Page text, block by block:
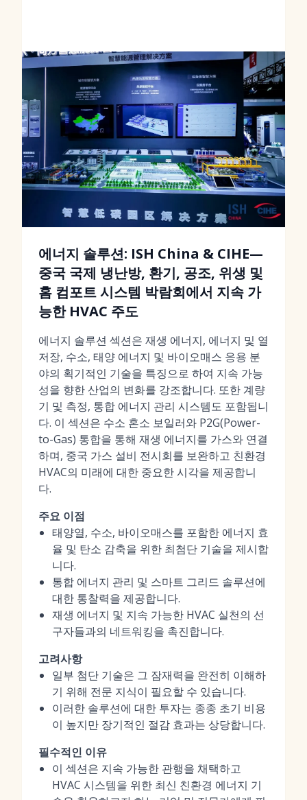
에너지 솔루션: ISH China & CIHE—
중국 국제 냉난방, 환기, 공조, 위생 및
홈 컴포트 시스템 박람회에서 지속 가
능한 HVAC 주도
에너지 솔루션 섹션은 재생 에너지, 에너지 및 열
저장, 수소, 태양 에너지 및 바이오매스 응용 분
야의 획기적인 기술을 특징으로 하여 지속 가능
성을 향한 산업의 변화를 강조합니다. 또한 계량
기 및 측정, 통합 에너지 관리 시스템도 포함됩니
다. 이 섹션은 수소 혼소 보일러와 P2G(Power-
to-Gas) 통합을 통해 재생 에너지를 가스와 연결
하며, 중국 가스 설비 전시회를 보완하고 친환경
HVAC의 미래에 대한 중요한 시각을 제공합니
다.
주요 이점
태양열, 수소, 바이오매스를 포함한 에너지 효
율 및 탄소 감축을 위한 최첨단 기술을 제시합
니다.
통합 에너지 관리 및 스마트 그리드 솔루션에
대한 통찰력을 제공합니다.
재생 에너지 및 지속 가능한 HVAC 실천의 선
구자들과의 네트워킹을 촉진합니다.
고려사항
일부 첨단 기술은 그 잠재력을 완전히 이해하
기 위해 전문 지식이 필요할 수 있습니다.
이러한 솔루션에 대한 투자는 종종 초기 비용
이 높지만 장기적인 절감 효과는 상당합니다.
필수적인 이유
이 섹션은 지속 가능한 관행을 채택하고
HVAC 시스템을 위한 최신 친환경 에너지 기